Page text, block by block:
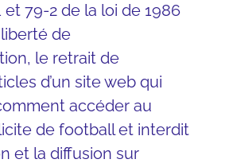
et 79-2 de la loi de 1986
de
le retrait de
d’un site web qui
accéder au
de football et interdit
et la diffusion sur